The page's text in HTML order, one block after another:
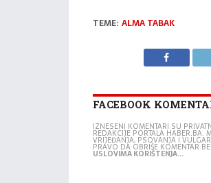
TEME: ALMA TABAK
FACEBOOK
IZNESENI KOMENTARI SU
REDAKCIJE PORTALA
VRIJEĐANJA, PSOVANJA I
PRAVO DA OBRIŠE KOMENTAR
USLOVIMA KORIŠTENJA...